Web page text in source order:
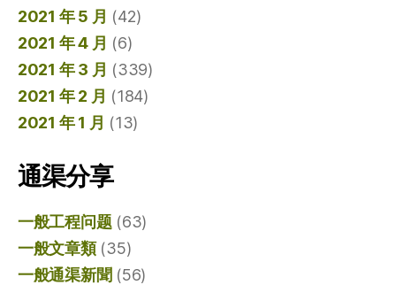
2021 年 5 月 (42)
2021 年 4 月 (6)
2021 年 3 月 (339)
2021 年 2 月 (184)
2021 年 1 月 (13)
通渠分享
一般工程问题(63)
一般文章類(35)
一般通渠新聞 (56)